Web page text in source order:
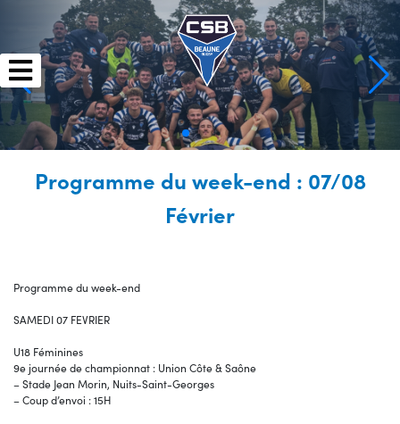
Programme du week-end : 07/08
Février
Programme du week-end
SAMEDI 07 FEVRIER
U18 Féminines
9e journée de championnat : Union Côte & Saône
– Stade Jean Morin, Nuits-Saint-Georges
– Coup d’envoi : 15H